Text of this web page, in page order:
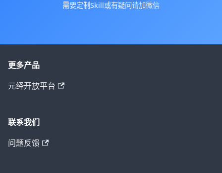
需要定制Skill或有疑问请加微信
更多产品
元绎开放平台
联系我们
问题反馈